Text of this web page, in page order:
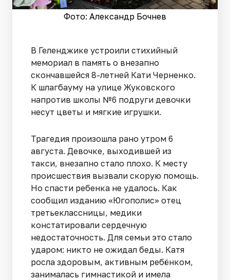
Фото: Александр Бочнев
В Геленджике устроили стихийный
мемориал в память о внезапно
скончавшейся 8-летней Кати Черненко.
К шлагбауму на улице Жуковского
напротив школы №6 подруги девочки
несут цветы и мягкие игрушки.
Трагедия произошла рано утром 6
августа. Девочке, выходившей из
такси, внезапно стало плохо. К месту
происшествия вызвали скорую помощь.
Но спасти ребенка не удалось. Как
сообщил изданию «Югополис» отец
третьеклассницы, медики
констатировали сердечную
недостаточность. Для семьи это стало
ударом: никто не ожидал беды. Катя
росла здоровым, активным ребёнком,
занималась гимнастикой и имела